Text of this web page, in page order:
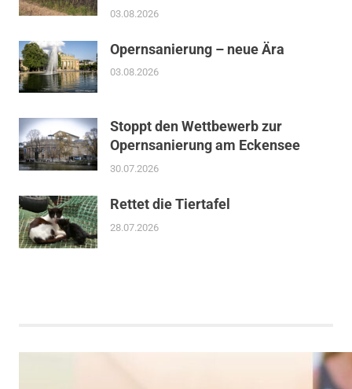
03.08.2026
Opernsanierung – neue Ära
03.08.2026
Stoppt den Wettbewerb zur
Opernsanierung am Eckensee
30.07.2026
Rettet die Tiertafel
28.07.2026